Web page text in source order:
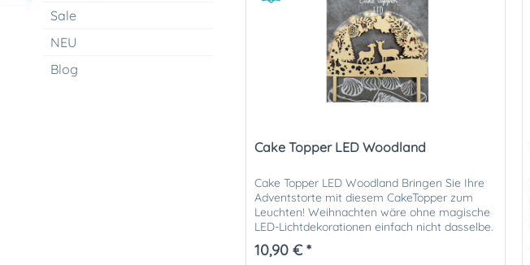
Sale
NEU
Blog
Cake Topper LED Woodland
Cake Topper LED Woodland Bringen Sie Ihre
Adventstorte mit diesem CakeTopper zum
Leuchten! Weihnachten wäre ohne magische
LED-Lichtdekorationen einfach nicht dasselbe.
Scrapcooking bringt mit...
10,90 € *